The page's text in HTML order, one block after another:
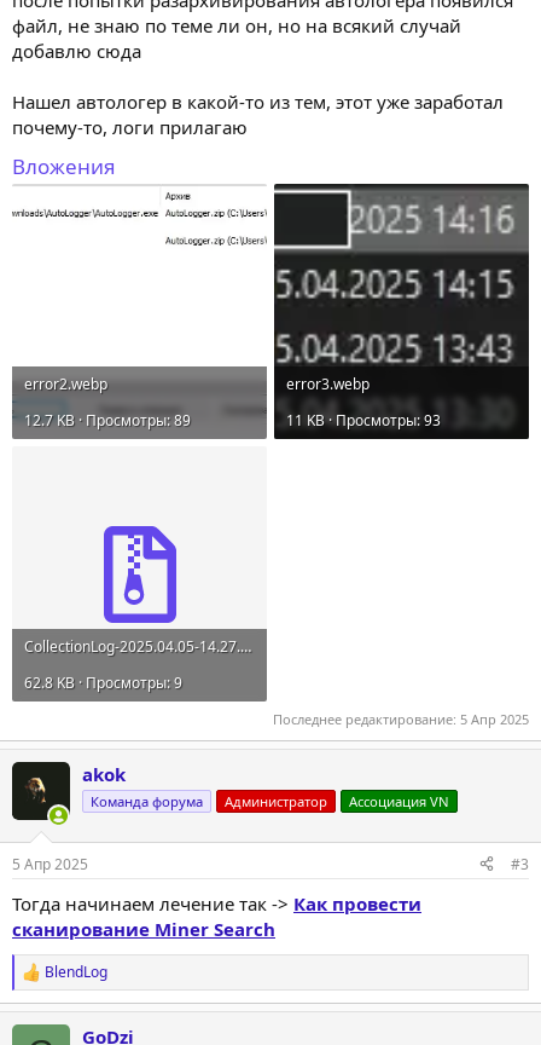
файл, не знаю по теме ли он, но на всякий случай
добавлю сюда
Нашел автологер в какой-то из тем, этот уже заработал
почему-то, логи прилагаю
Вложения
error2.webp
12.7 KB · Просмотры: 89
error3.webp
11 KB · Просмотры: 93
CollectionLog-2025.04.05-14.27.zip
62.8 KB · Просмотры: 9
Последнее редактирование: 5 Апр 2025
akok
Команда форума Администратор Ассоциация VN
5 Апр 2025 #3
Тогда начинаем лечение так -> Как провести
сканирование Miner Search
Р
е
а
BlendLog
GoDzi